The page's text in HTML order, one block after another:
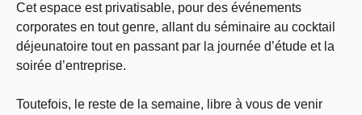
Cet espace est privatisable, pour des événements
corporates en tout genre, allant du séminaire au cocktail
déjeunatoire tout en passant par la journée d’étude et la
soirée d’entreprise.
Toutefois, le reste de la semaine, libre à vous de venir